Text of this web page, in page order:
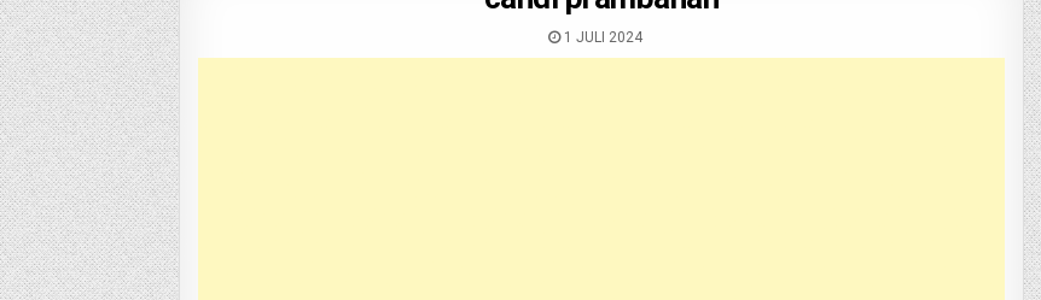
1 JULI 2024